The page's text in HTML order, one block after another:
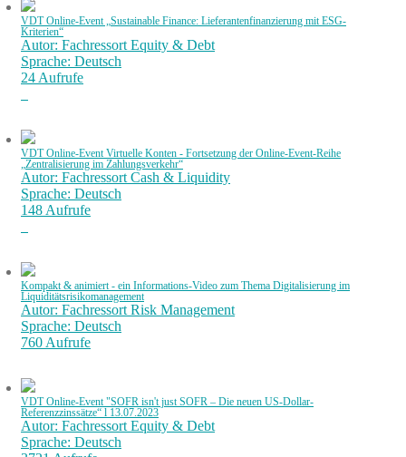
VDT Online-Event „Sustainable Finance: Lieferantenfinanzierung mit ESG-
Kriterien“
Autor: Fachressort Equity & Debt
Sprache: Deutsch
24 Aufrufe
VDT Online-Event Virtuelle Konten - Fortsetzung der Online-Event-Reihe
„Zentralisierung im Zahlungsverkehr“
Autor: Fachressort Cash & Liquidity
Sprache: Deutsch
148 Aufrufe
Kompakt & animiert - ein Informations-Video zum Thema Digitalisierung im
Liquiditätsrisikomanagement
Autor: Fachressort Risk Management
Sprache: Deutsch
760 Aufrufe
VDT Online-Event "SOFR isn't just SOFR – Die neuen US-Dollar-
Referenzzinssätze“ l 13.07.2023
Autor: Fachressort Equity & Debt
Sprache: Deutsch